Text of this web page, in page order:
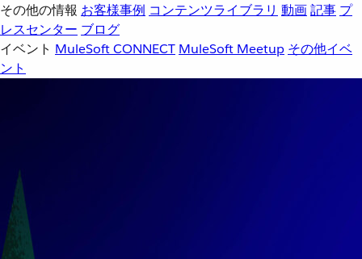
その他の情報 お客様事例 コンテンツライブラリ 動画記事 プ
レスセンター ブログ
イベント MuleSoft CONNECT MuleSoft Meetup その他イベ
ント